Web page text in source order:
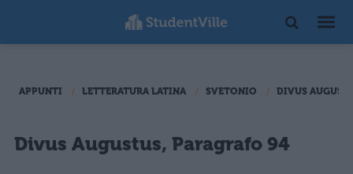
APPUNTI LETTERATURA LATINA SVETONIO DIVUS
Divus Augustus, Paragrafo 94